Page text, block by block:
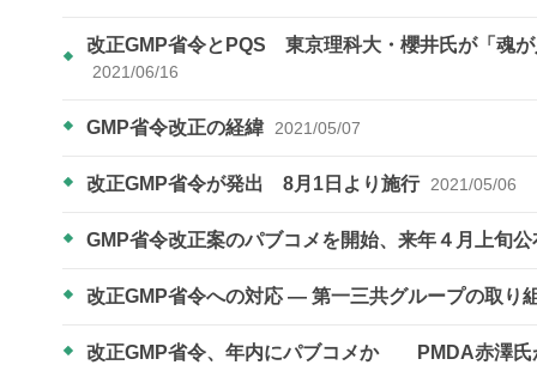
改正GMP省令とPQS 東京理科大・櫻井氏が「魂
2021/06/16
GMP省令改正の経緯 2021/05/07
改正GMP省令が発出 8月1日より施行 2021/05/06
GMP省令改正案のパブコメを開始、来年４月上旬
改正GMP省令への対応 ― 第一三共グループの取り
改正GMP省令、年内にパブコメか PMDA赤澤氏